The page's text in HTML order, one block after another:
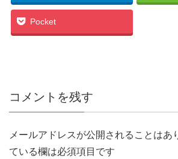
Pocket
コメントを残す
メールアドレスが公開されることはあ
ている欄は必須項目です